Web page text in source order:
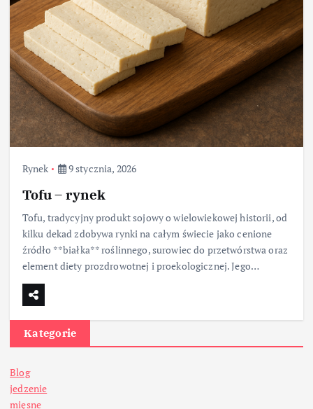
Rynek 9 stycznia, 2026
Tofu – rynek
Tofu, tradycyjny produkt sojowy o wielowiekowej historii, od
kilku dekad zdobywa rynki na całym świecie jako cenione
źródło **białka** roślinnego, surowiec do przetwórstwa oraz
element diety prozdrowotnej i proekologicznej. Jego…
Kategorie
Blog
jedzenie
mięsne